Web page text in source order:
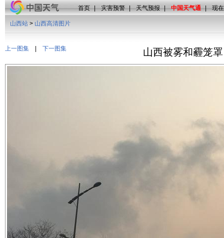
首页 | 灾害预警 | 天气预报 | 中国天气通 | 现
上一图集 下一图集
山西站 > 山西高清图片
山西被雾和霾笼